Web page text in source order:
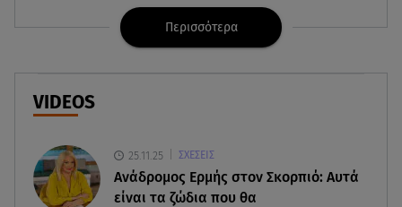
Eύκολη νηστίσιμη συνταγή για
γαριδομακαρονάδα με λευκή σάλτσα
06.08.26 , 09:56
βεντάλια που δεν αποχωρίστηκε
06.08.26 , 09:17
Περισσότερα
VIDEOS
25.11.25 ΣΧΕΣΕΙΣ
Ανάδρομος Ερμής στον Σκορπιό: Αυτά
είναι τα ζώδια που θα